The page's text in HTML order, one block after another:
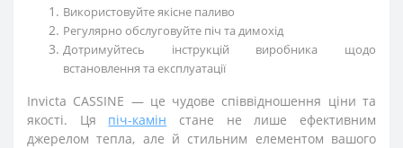
Використовуйте якісне паливо
Регулярно обслуговуйте піч та димохід
Дотримуйтесь інструкцій виробника щодо
встановлення та експлуатації
Invicta CASSINE — це чудове співвідношення ціни та
якості. Ця піч-камін стане не лише ефективним
джерелом тепла, але й стильним елементом вашого